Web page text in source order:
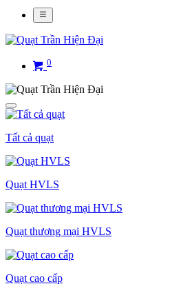
0
Tất cả quạt
Quạt HVLS
Quạt thương mại HVLS
Quạt cao cấp